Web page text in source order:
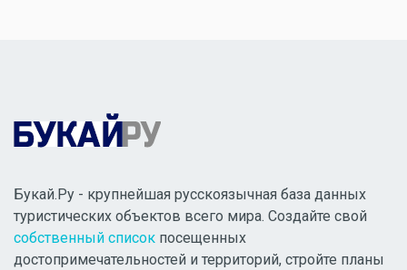
Букай.Ру - крупнейшая русскоязычная база данных
туристических объектов всего мира. Создайте свой
собственный список посещенных
достопримечательностей и территорий, стройте планы